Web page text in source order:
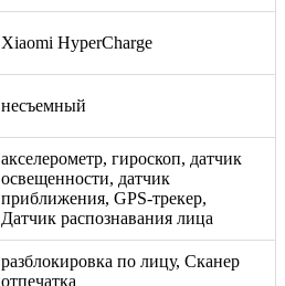
Xiaomi HyperCharge
несъемный
акселерометр, гироскоп, датчик
освещенности, датчик
приближения, GPS-трекер,
Датчик распознавания лица
разблокировка по лицу, Сканер
отпечатка